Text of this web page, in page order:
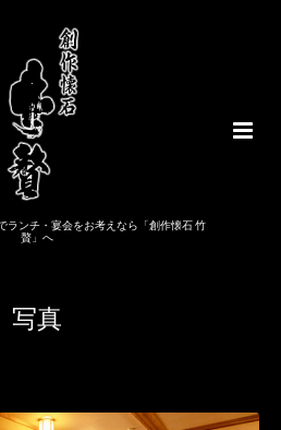
ランチ・宴会をお考えなら「創作懐石 竹
贅」へ
写真